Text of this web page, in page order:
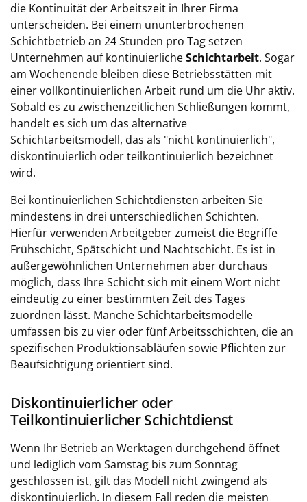
die Kontinuität der Arbeitszeit in Ihrer Firma
unterscheiden. Bei einem ununterbrochenen
Schichtbetrieb an 24 Stunden pro Tag setzen
Unternehmen auf kontinuierlicheSchichtarbeit. Sogar
am Wochenende bleiben diese Betriebsstätten mit
einer vollkontinuierlichen Arbeit rund um die Uhr aktiv.
Sobald es zu zwischenzeitlichen Schließungen kommt,
handelt es sich um das alternative
Schichtarbeitsmodell, das als "nicht kontinuierlich",
diskontinuierlich oder teilkontinuierlich bezeichnet
wird.
Bei kontinuierlichen Schichtdiensten arbeiten Sie
mindestens in drei unterschiedlichen Schichten.
Hierfür verwenden Arbeitgeber zumeist die Begriffe
Frühschicht, Spätschicht und Nachtschicht. Es ist in
außergewöhnlichen Unternehmen aber durchaus
möglich, dass Ihre Schicht sich mit einem Wort nicht
eindeutig zu einer bestimmten Zeit des Tages
zuordnen lässt. Manche Schichtarbeitsmodelle
umfassen bis zu vier oder fünf Arbeitsschichten, die an
spezifischen Produktionsabläufen sowie Pflichten zur
Beaufsichtigung orientiert sind.
Diskontinuierlicher oder
Teilkontinuierlicher Schichtdienst
Wenn Ihr Betrieb an Werktagen durchgehend öffnet
und lediglich vom Samstag bis zum Sonntag
geschlossen ist, gilt das Modell nicht zwingend als
diskontinuierlich. In diesem Fall reden die meisten